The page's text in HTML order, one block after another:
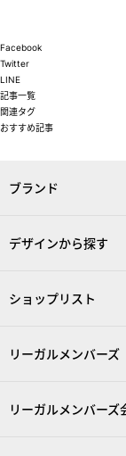
Facebook
Twitter
LINE
記事一覧
関連タグ
おすすめ記事
ブランド
デザインから探す
ショップリスト
リーガルメンバーズ
リーガルメンバーズ